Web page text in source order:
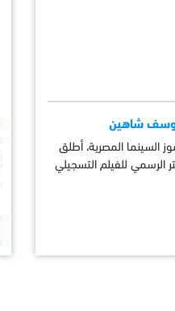
شاهين
السينما المصرية، أطلق
الرسمي للفيلم التسجيلي